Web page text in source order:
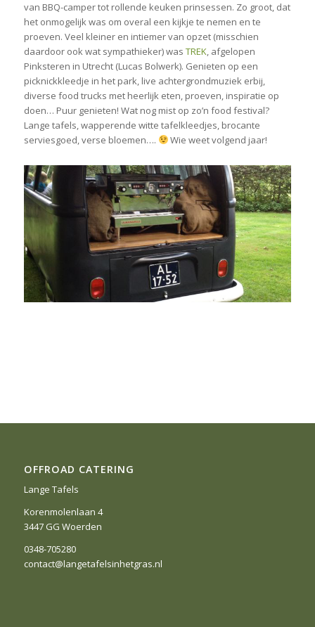
van BBQ-camper tot rollende keuken prinsessen. Zo groot, dat
het onmogelijk was om overal een kijkje te nemen en te
proeven. Veel kleiner en intiemer van opzet (misschien
daardoor ook wat sympathieker) was TREK, afgelopen
Pinksteren in Utrecht (Lucas Bolwerk). Genieten op een
picknickkleedje in het park, live achtergrondmuziek erbij,
diverse food trucks met heerlijk eten, proeven, inspiratie op
doen… Puur genieten! Wat nog mist op zo’n food festival?
Lange tafels, wapperende witte tafelkleedjes, brocante
serviesgoed, verse bloemen….
Wie weet volgend jaar!
OFFROAD CATERING
Lange Tafels
Korenmolenlaan 4
3447 GG Woerden
0348-705280
contact@langetafelsinhetgras.nl